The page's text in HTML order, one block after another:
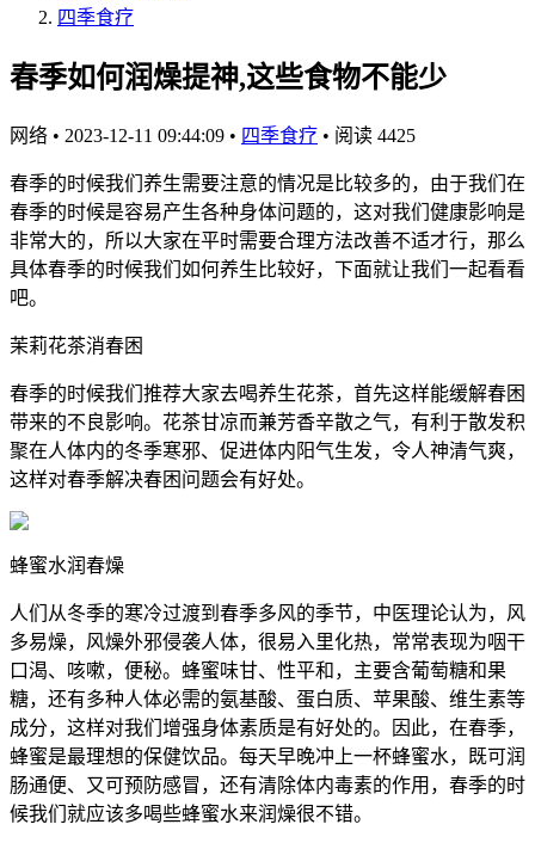
四季食疗
春季如何润燥提神,这些食物不能少
网络 • 2023-12-11 09:44:09 • 四季食疗 • 阅读 4425
春季的时候我们养生需要注意的情况是比较多的，由于我们在
春季的时候是容易产生各种身体问题的，这对我们健康影响是
非常大的，所以大家在平时需要合理方法改善不适才行，那么
具体春季的时候我们如何养生比较好，下面就让我们一起看看
吧。
茉莉花茶消春困
春季的时候我们推荐大家去喝养生花茶，首先这样能缓解春困
带来的不良影响。花茶甘凉而兼芳香辛散之气，有利于散发积
聚在人体内的冬季寒邪、促进体内阳气生发，令人神清气爽，
这样对春季解决春困问题会有好处。
蜂蜜水润春燥
人们从冬季的寒冷过渡到春季多风的季节，中医理论认为，风
多易燥，风燥外邪侵袭人体，很易入里化热，常常表现为咽干
口渴、咳嗽，便秘。蜂蜜味甘、性平和，主要含葡萄糖和果
糖，还有多种人体必需的氨基酸、蛋白质、苹果酸、维生素等
成分，这样对我们增强身体素质是有好处的。因此，在春季，
蜂蜜是最理想的保健饮品。每天早晚冲上一杯蜂蜜水，既可润
肠通便、又可预防感冒，还有清除体内毒素的作用，春季的时
候我们就应该多喝些蜂蜜水来润燥很不错。